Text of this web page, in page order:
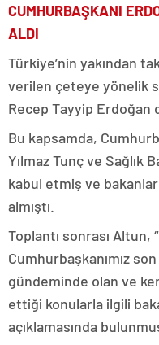
CUMHURBAŞKANI
ALDI
Türkiye’nin yakından
verilen çeteye yönelik
Recep Tayyip Erdoğan
Bu kapsamda,
Yılmaz Tunç ve Sağlık
kabul etmiş ve
almıştı.
Toplantı sonrası Altun,
Cumhurbaşkanımız
gündeminde olan ve
ettiği konularla ilgili
açıklamasında